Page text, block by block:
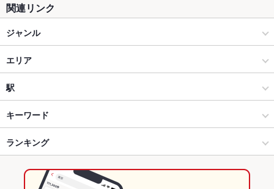
関連リンク
ジャンル
居酒屋
洋・和洋・各国料理・その他
原宿・青山・表参道 × 居酒屋
原宿・青山・表参道 × 洋・和洋・各国料理・その他
明治神宮前駅 × 居酒屋
エリア
表参道
表参道 × 居酒屋
表参道 × 洋・和洋・各国料理・その他
表参道 × カフェ・スイーツ
駅
外苑前駅
原宿駅
明治神宮前駅
キーワード
フライドポテト 炭火焼
ランキング
東京のグルメランキング